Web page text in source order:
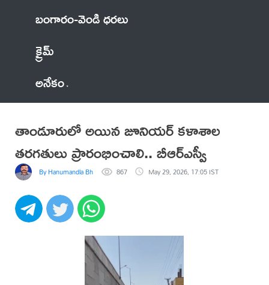
బంగారం-వెండి ధరలు
క్రైమ్
అనేకం
తాండూరులో అయిన జూనియర్ కళాశాల
తరగతులు ప్రారంభించాలి.. బీఆర్ఎస్వీ
By Hanumandla Bhadraiah 867 May 29, 2026, 17:05 IST